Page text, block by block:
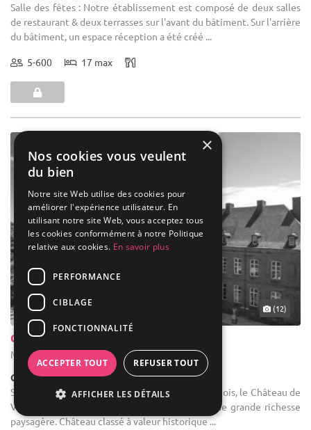
Salle des fêtes : Notre établissement est composé de deux salles
de restaurant & deux terrasses sur l'avant du bâtiment. Sur l'arrière
du bâtiment, un espace réception a été créé ...
5-600 17 max
(12)
Château De Vierset
Modave - Liège (WLG)
Château
Salle des fêtes : Niché au cœur du Condroz liégeois, le Château de
Vierset est érigé au cœur de cette région d'une grande richesse
paysagère. Château classé à valeur historique ...
×
Nos cookies vous veulent
du bien
Notre site Web utilise des cookies pour
améliorer l'expérience utilisateur. En
utilisant notre site Web, vous acceptez tous
les cookies conformément à notre Politique
relative aux cookies. En savoir plus
PERFORMANCE
CIBLAGE
FONCTIONNALITÉ
ACCEPTER TOUT REFUSER TOUT
AFFICHER LES DÉTAILS